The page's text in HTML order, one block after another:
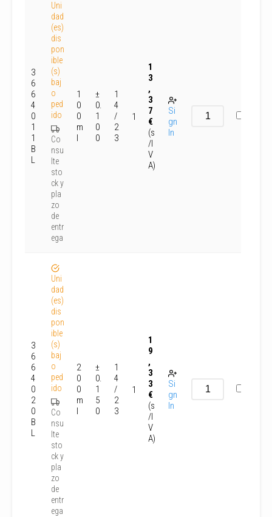
3
6
6
4
0
1
1
B
L
Uni
dad
(es)
dis
pon
ible
(s)
baj
o
ped
ido
Co
nsu
lte
sto
ck y
pla
zo
de
entr
ega
1
0
0
m
l
±
0.
1
0
0
1
4
/
2
3
1
1
3
,
3
7
€
(s
/I
V
A)
Si
gn
In
3
6
6
4
0
2
0
B
L
Uni
dad
(es)
dis
pon
ible
(s)
baj
o
ped
ido
Co
nsu
lte
sto
ck y
pla
zo
de
entr
ega
2
0
0
m
l
±
0.
1
5
0
1
4
/
2
3
1
1
9
,
3
3
€
(s
/I
V
A)
Si
gn
In